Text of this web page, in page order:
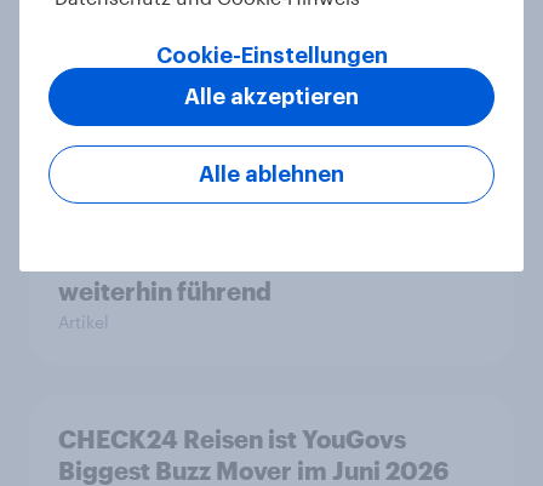
Monats 2026
Artikel
KI-Assistenten etablieren sich als
weiterhin führend
Artikel
CHECK24 Reisen ist YouGovs
Biggest Buzz Mover im Juni 2026
Cookie-Einstellungen
Alle ablehnen
Alle akzeptieren